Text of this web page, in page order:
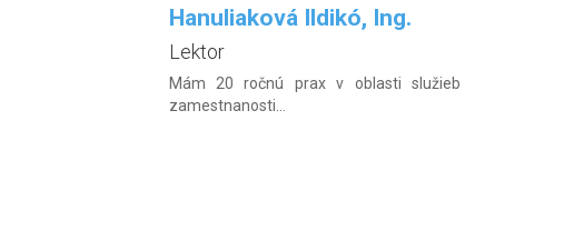
zrekapitulovať nadobudnuté zručnosti,
schopnosti a svoj talent, ako […]
Hanuliaková Ildikó, Ing.
Lektor
Mám 20 ročnú prax v oblasti služieb
zamestnanosti...